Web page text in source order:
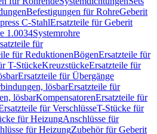
Befestigungen für RohreGeberit
C-StahlErsatzteile für Geberit
1.0034Systemrohre
für
für ReduktionenBögenErsatzteile für
T-StückeKreuzstückeErsatzteile für
Ersatzteile für Übergänge
lösbarErsatzteile für
lösbarKompensatorenErsatzteile für
für VerschlüsseT-Stücke für
für HeizungAnschlüsse für
für HeizungZubehör für Geberit